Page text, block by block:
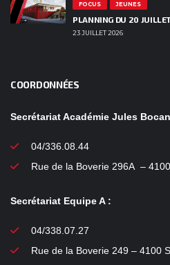
FOCUS JEUNES
PLANNING DU 20
23 JUILLET 2026
COORDONNÉES
Secrétariat Académie Jules
04/336.08.44
Rue de la Boverie 296A –
Secrétariat Equipe A :
04/338.07.27
Rue de la Boverie 249 – 4100